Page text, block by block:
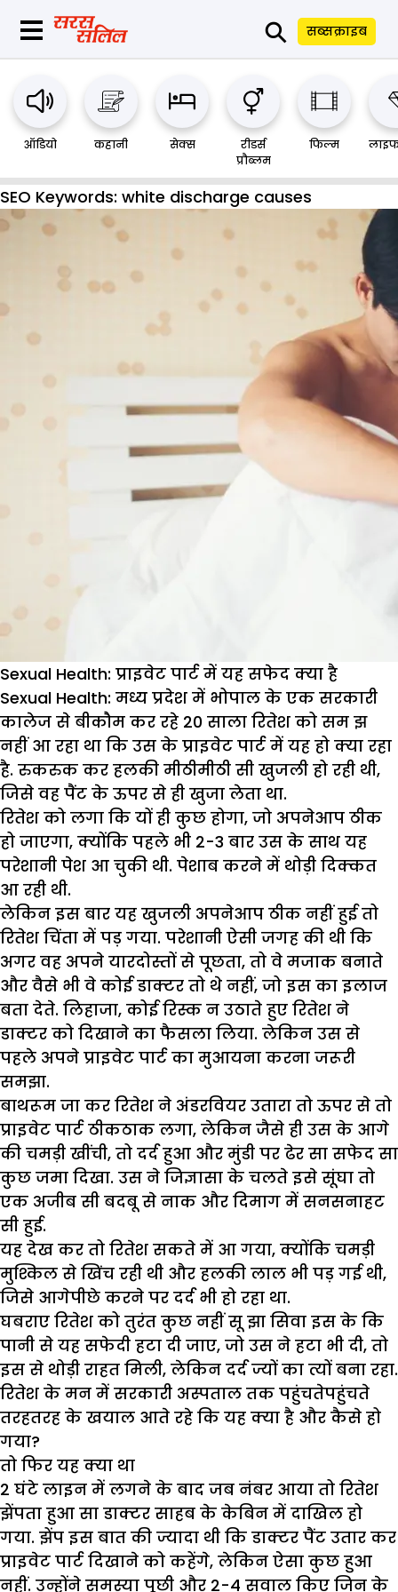
⚲ सब्सक्राइब
ऑडियो कहानी सेक्स
रीडर्स
प्रौब्लम
फिल्म
SEO Keywords: white discharge causes
Sexual Health: प्राइवेट पार्ट में यह सफेद क्या है
Sexual Health: मध्य प्रदेश में भोपाल के एक सरकारी
कालेज से बीकौम कर रहे 20 साला रितेश को सम झ
नहीं आ रहा था कि उस के प्राइवेट पार्ट में यह हो क्या रहा
है. रुकरुक कर हलकी मीठीमीठी सी खुजली हो रही थी,
जिसे वह पैंट के ऊपर से ही खुजा लेता था.
रितेश को लगा कि यों ही कुछ होगा, जो अपनेआप ठीक
हो जाएगा, क्योंकि पहले भी 2-3 बार उस के साथ यह
परेशानी पेश आ चुकी थी. पेशाब करने में थोड़ी दिक्कत
आ रही थी.
लेकिन इस बार यह खुजली अपनेआप ठीक नहीं हुई तो
रितेश चिंता में पड़ गया. परेशानी ऐसी जगह की थी कि
अगर वह अपने यारदोस्तों से पूछता, तो वे मजाक बनाते
और वैसे भी वे कोई डाक्टर तो थे नहीं, जो इस का इलाज
बता देते. लिहाजा, कोई रिस्क न उठाते हुए रितेश ने
डाक्टर को दिखाने का फैसला लिया. लेकिन उस से
पहले अपने प्राइवेट पार्ट का मुआयना करना जरूरी
समझा.
बाथरूम जा कर रितेश ने अंडरवियर उतारा तो ऊपर से तो
प्राइवेट पार्ट ठीकठाक लगा, लेकिन जैसे ही उस के आगे
की चमड़ी खींची, तो दर्द हुआ और मुंडी पर ढेर सा सफेद सा
कुछ जमा दिखा. उस ने जिज्ञासा के चलते इसे सूंघा तो
एक अजीब सी बदबू से नाक और दिमाग में सनसनाहट
सी हुई.
यह देख कर तो रितेश सकते में आ गया, क्योंकि चमड़ी
मुश्किल से खिंच रही थी और हलकी लाल भी पड़ गई थी,
जिसे आगेपीछे करने पर दर्द भी हो रहा था.
घबराए रितेश को तुरंत कुछ नहीं सू झा सिवा इस के कि
पानी से यह सफेदी हटा दी जाए, जो उस ने हटा भी दी, तो
इस से थोड़ी राहत मिली, लेकिन दर्द ज्यों का त्यों बना रहा.
रितेश के मन में सरकारी अस्पताल तक पहुंचतेपहुंचते
तरहतरह के खयाल आते रहे कि यह क्या है और कैसे हो
गया?
तो फिर यह क्या था
2 घंटे लाइन में लगने के बाद जब नंबर आया तो रितेश
झेंपता हुआ सा डाक्टर साहब के केबिन में दाखिल हो
गया. झेंप इस बात की ज्यादा थी कि डाक्टर पैंट उतार कर
प्राइवेट पार्ट दिखाने को कहेंगे, लेकिन ऐसा कुछ हुआ
नहीं. उन्होंने समस्या पूछी और 2-4 सवाल किए जिन के